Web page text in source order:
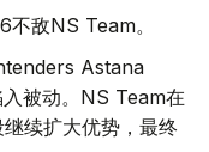
敌NS Team。
Astana
被动。NS Team在
续扩大优势，最终